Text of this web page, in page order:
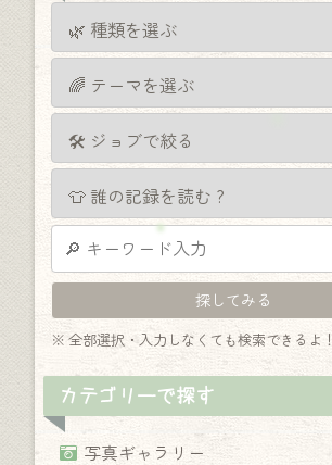
※ 全部選択・入力しなくても検索できるよ！
カテゴリーで探す
写真ギャラリー